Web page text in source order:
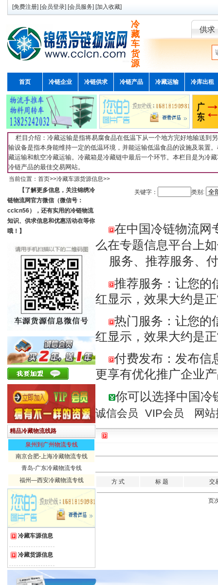
[免费注册] [会员登录] [会员服务] [加入收藏]
冷
藏
车
货
源
供求
首页 冷链企业 冷链供求 冷链产品 冷藏运输 冷库出租
栏目介绍：冷藏运输是指将易腐食品在低温下从一个地方完好地输送到
输设备是指本身能维持一定的低温环境，并能运输低温食品的设施及装置
藏运输和航空冷藏运输。冷藏箱是冷藏链中最后一个环节。本栏目是为冷
冷链产品的最佳交易网站。
当前位置： 首页>>冷藏车源货源信息>>
【了解更多信息，关注锦绣冷
链物流网官方微信（微信号：
cclcn56），还有实用的冷链物流
知识、供求信息和优惠活动在等你
哦！】
精品冷藏物流线路
泉州到广州物流专线
南京合肥-上海冷藏物流专线
青岛-广东冷藏物流专线
福州—西安冷藏物流专线
冷藏车源信息
冷藏货源信息
关键字： 类别:
在中国冷链物流网
么在专题信息平台上
服务、推荐服务、
推荐服务：让您的
红显示，效果大约是
热门服务：让您的
红显示，效果大约是
付费发布：发布信
更享有优化推广企业
你可以选择中国冷
诚信会员 VIP会员 网
方 式 标 题 交
页